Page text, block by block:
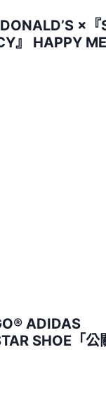
×『
』 HAPPY
ADIDAS
SHOE「公